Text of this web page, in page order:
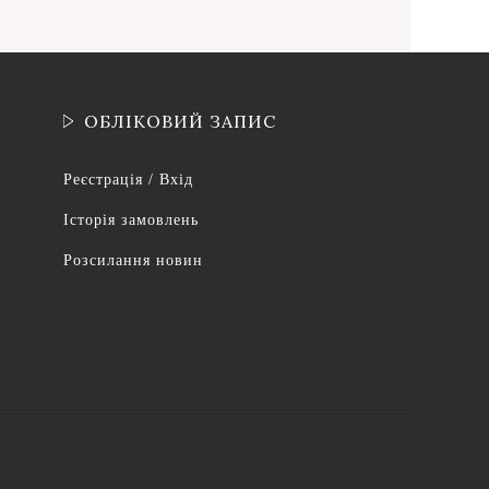
ОБЛІКОВИЙ ЗАПИС
Реєстрація / Вхід
Історія замовлень
Розсилання новин